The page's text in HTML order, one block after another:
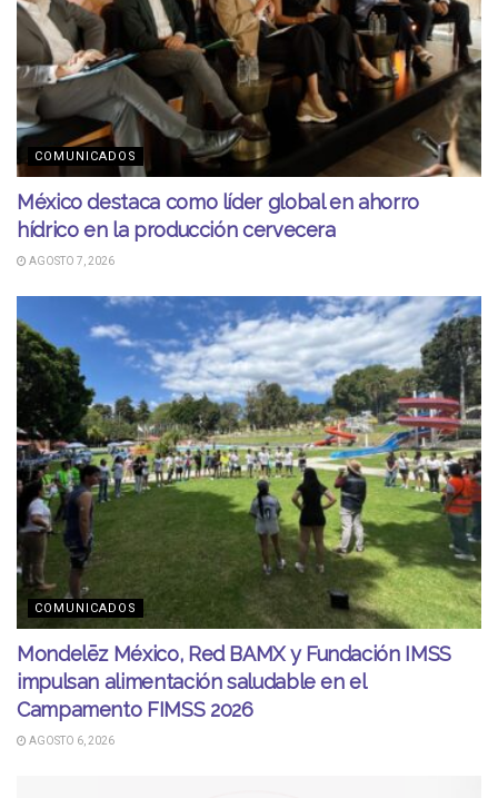
COMUNICADOS
México destaca como líder global en ahorro
hídrico en la producción cervecera
AGOSTO 7, 2026
COMUNICADOS
Mondelēz México, Red BAMX y Fundación IMSS
impulsan alimentación saludable en el
Campamento FIMSS 2026
AGOSTO 6, 2026